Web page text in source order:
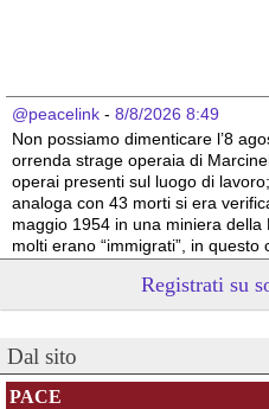
@peacelink - 8/8/2026 8:49
Non possiamo dimenticare l’8
orrenda strage operaia di
operai presenti sul luogo di
analoga con 43 morti si era
maggio 1954 in una miniera
molti erano “immigrati”, in
Vito Totire, portavoce RETE
#migranti #lavoratori #Marcinelle
Registrati su
Dal sito
PACE